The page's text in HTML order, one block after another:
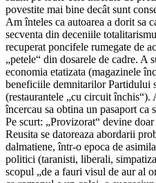
povestite mai bine decât sunt
Am înteles ca autoarea a dorit sa
secventa din deceniile
recuperat poncifele rumegate de
„petele“ din dosarele de cadre. A
economia etatizata (magazinele
beneficiile demnitarilor Partidului
(restaurantele „cu circuit închis“).
încercau sa obtina un pasaport ca
Pe scurt: „Provizorat“ devine
Reusita se datoreaza abordarii
dalmatiene, într-o epoca de
politici (taranisti, liberali,
scopul „de a fauri visul de aur al